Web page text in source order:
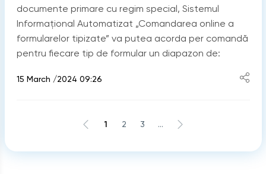
documente primare cu regim special, Sistemul
Informațional Automatizat „Comandarea online a
formularelor tipizate” va putea acorda per comandă
pentru fiecare tip de formular un diapazon de:
15 March /2024 09:26
1 2 3 ...